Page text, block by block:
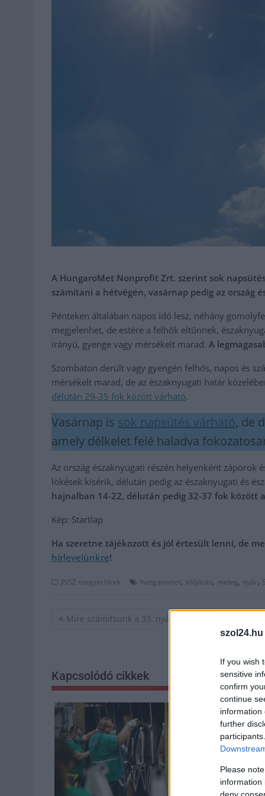
szol24.hu
If you wish
sensitive
confirm
continue
information
further
Please
information
deny
A HungaroMet Nonprofit Zrt. szerint sok
számítani a hétvégén, vasárnap pedig az ország
Pénteken általában napos idő lesz, néhány
megjelenhet, de estére a felhők eltűnnek,
irányú, gyenge vagy mérsékelt marad. A
Szombaton derült vagy gyengén felhős, napos és
mérsékelt marad, de az északnyugati határ
délután 29-35 fok között várható.
Vasárnap is sok napsütés várható, de
amely délkelet felé haladva
Az ország északnyugati részén helyenként záporok
lökések kísérik, délután pedig az északnyugati és
hajnalban 14-22, délután pedig 32-37 fok között
Kép: Startlap
Ha szeretne tájékozott és jól értesült lenni, de
hírlevelünkre!
JNSZ megyei hírek hungaromet, időjárás, meleg, nyár,
Bejegyzés
Mire számítsunk a 33. nyári olimpián?
Kapcsolódó cikkek